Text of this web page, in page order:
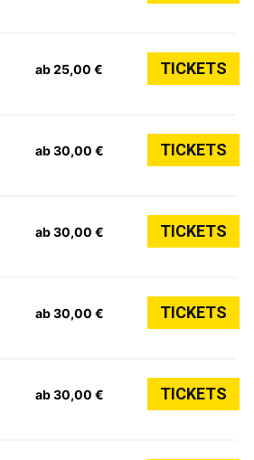
ab 25,00 € TICKETS
ab 30,00 € TICKETS
ab 30,00 € TICKETS
ab 30,00 € TICKETS
ab 30,00 € TICKETS